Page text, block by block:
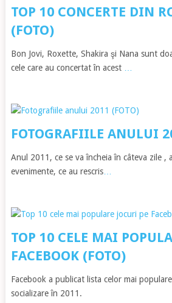
TOP 10 CONCERTE DIN
(FOTO)
Bon Jovi, Roxette, Shakira şi Nana sunt
cele care au concertat în acest
FOTOGRAFIILE ANULUI
Anul 2011, ce se va încheia în câteva zile ,
evenimente, ce au rescris…
TOP 10 CELE MAI
FACEBOOK (FOTO)
Facebook a publicat lista celor mai
socializare în 2011.